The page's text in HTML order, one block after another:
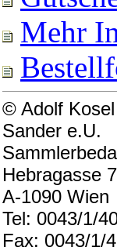
Mehr
© Adolf
Sander e.U.
Hebragasse 7
A-1090 Wien
Tel: 0043/1/
Fax: 0043/1/